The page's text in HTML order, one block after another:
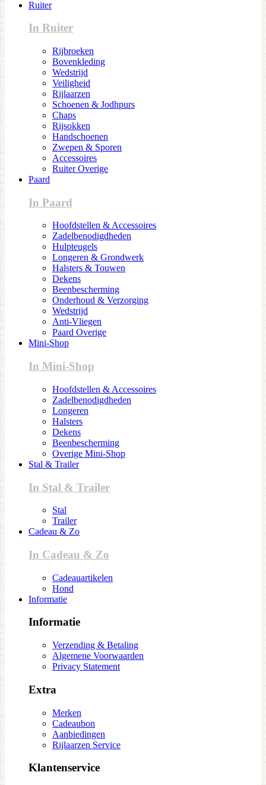
Ruiter
In Ruiter
Rijbroeken
Bovenkleding
Wedstrijd
Veiligheid
Rijlaarzen
Schoenen & Jodhpurs
Chaps
Rijsokken
Handschoenen
Zwepen & Sporen
Accessoires
Ruiter Overige
Paard
In Paard
Hoofdstellen & Accessoires
Zadelbenodigdheden
Hulpteugels
Longeren & Grondwerk
Halsters & Touwen
Dekens
Beenbescherming
Onderhoud & Verzorging
Wedstrijd
Anti-Vliegen
Paard Overige
Mini-Shop
In Mini-Shop
Hoofdstellen & Accessoires
Zadelbenodigdheden
Longeren
Halsters
Dekens
Beenbescherming
Overige Mini-Shop
Stal & Trailer
In Stal & Trailer
Stal
Trailer
Cadeau & Zo
In Cadeau & Zo
Cadeauartikelen
Hond
Informatie
Informatie
Verzending & Betaling
Algemene Voorwaarden
Privacy Statement
Extra
Merken
Cadeaubon
Aanbiedingen
Rijlaarzen Service
Klantenservice